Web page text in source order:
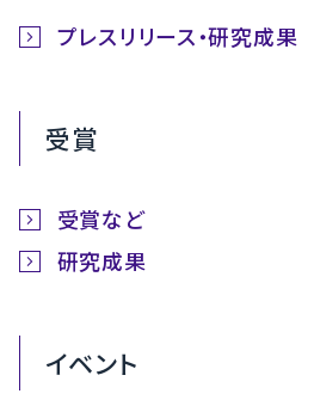
プレスリリース・研究成果
受賞
受賞など
研究成果
イベント